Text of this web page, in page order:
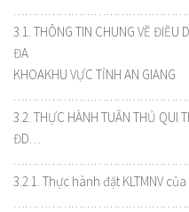
3.1. THÔNG TIN CHUNG VỀ ĐIỀU
ĐA
KHOAKHU VỰC TỈNH AN GIANG
3.2. THỰC HÀNH TUÂN THỦ QUI
ĐD…
3.2.1. Thực hành đặt KLTMNV